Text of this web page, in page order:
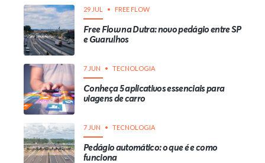
29 JUL FREE FLOW
Free Flow na Dutra: novo pedágio entre SP
e Guarulhos
7 JUN TECNOLOGIA
Conheça 5 aplicativos essenciais para
viagens de carro
7 JUN TECNOLOGIA
Pedágio automático: o que é e como
funciona